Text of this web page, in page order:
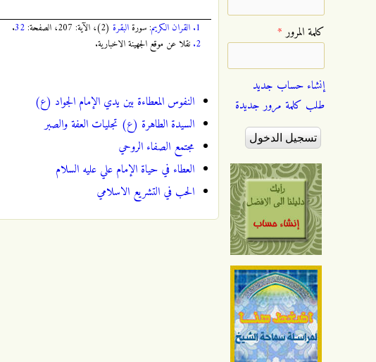
1. القران الكريم: سورةالبقرة (2)، الآية: 207، الصفحة: 32
.
2. نقلا عن موقع الجهينة الاخبارية.
النفوس المعطاءة بين يدي الإمام الجواد (ع) ‎‎
السيدة الطاهرة (ع) تجليات العفة والصبر
مجتمع الصفاء الروحي
العطاء في حياة الإمام علي عليه السلام
الحب في التشريع الاسلامي
‏كلمة المرور ‏*
إنشاء حساب جديد
طلب كلمة مرور جديدة